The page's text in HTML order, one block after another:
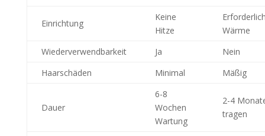
Einrichtung
Keine
Hitze
Wärme
Wiederverwendbarkeit
Ja
Nein
Haarschäden
Minimal Mäßig
Dauer
6-8
Wochen
Wartung
2-4
tragen